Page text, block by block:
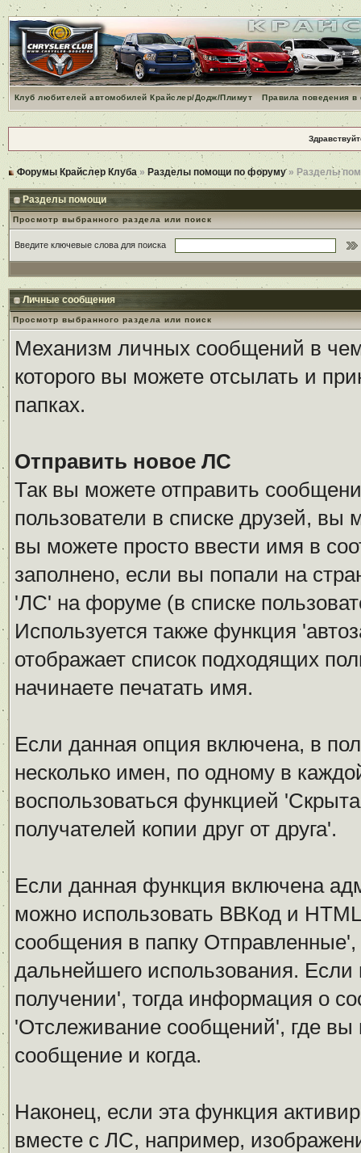
Клуб любителей автомобилей Крайслер/Додж/Плимут Правила поведения
Форумы Крайслер Клуба » Разделы помощи по форуму» Разделы
Разделы помощи
Просмотр выбранного раздела или поиск
Введите ключевые слова для поиска
Личные сообщения
Просмотр выбранного раздела или поиск
Механизм личных сообщений в
которого вы можете отсылать и
папках.
Отправить новое ЛС
Так вы можете отправить
пользователи в списке друзей, вы
вы можете просто ввести имя в
заполнено, если вы попали на
'ЛС' на форуме (в списке
Используется также функция
отображает список подходящих
начинаете печатать имя.
Если данная опция включена, в
несколько имен, по одному в
воспользоваться функцией
получателей копии друг от друга'.
Если данная функция включена
можно использовать ВВКод и
сообщения в папку
дальнейшего использования.
получении', тогда информация о
'Отслеживание сообщений', где
сообщение и когда.
Наконец, если эта функция
вместе с ЛС, например,